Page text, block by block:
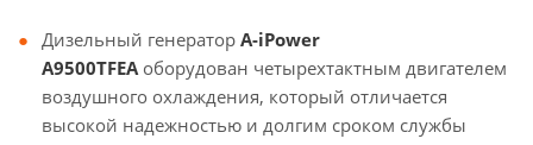
Дизельный генератор A-iPower
A9500TFEAоборудован четырехтактным двигателем
воздушного охлаждения, который отличается
высокой надежностью и долгим сроком службы